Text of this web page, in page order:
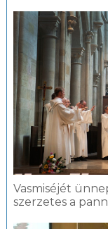
Vasmiséjét
szerzetes a